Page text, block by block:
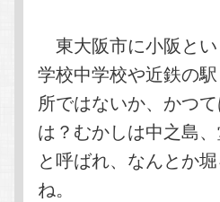
東大阪市に小阪と
学校中学校や近鉄の
所ではないか、かつ
は？むかしは中之島
と呼ばれ、なんとか
ね。